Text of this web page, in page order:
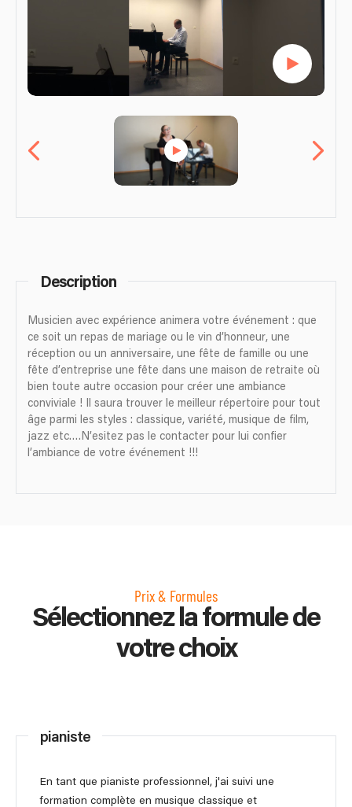
Description
Musicien avec expérience animera votre événement : que
ce soit un repas de mariage ou le vin d’honneur, une
réception ou un anniversaire, une fête de famille ou une
fête d’entreprise une fête dans une maison de retraite où
bien toute autre occasion pour créer une ambiance
conviviale ! Il saura trouver le meilleur répertoire pour tout
âge parmi les styles : classique, variété, musique de film,
jazz etc….N’esitez pas le contacter pour lui confier
l’ambiance de votre événement !!!
Prix & Formules
Sélectionnez la formule de
votre choix
pianiste
En tant que pianiste professionnel, j'ai suivi une
formation complète en musique classique et